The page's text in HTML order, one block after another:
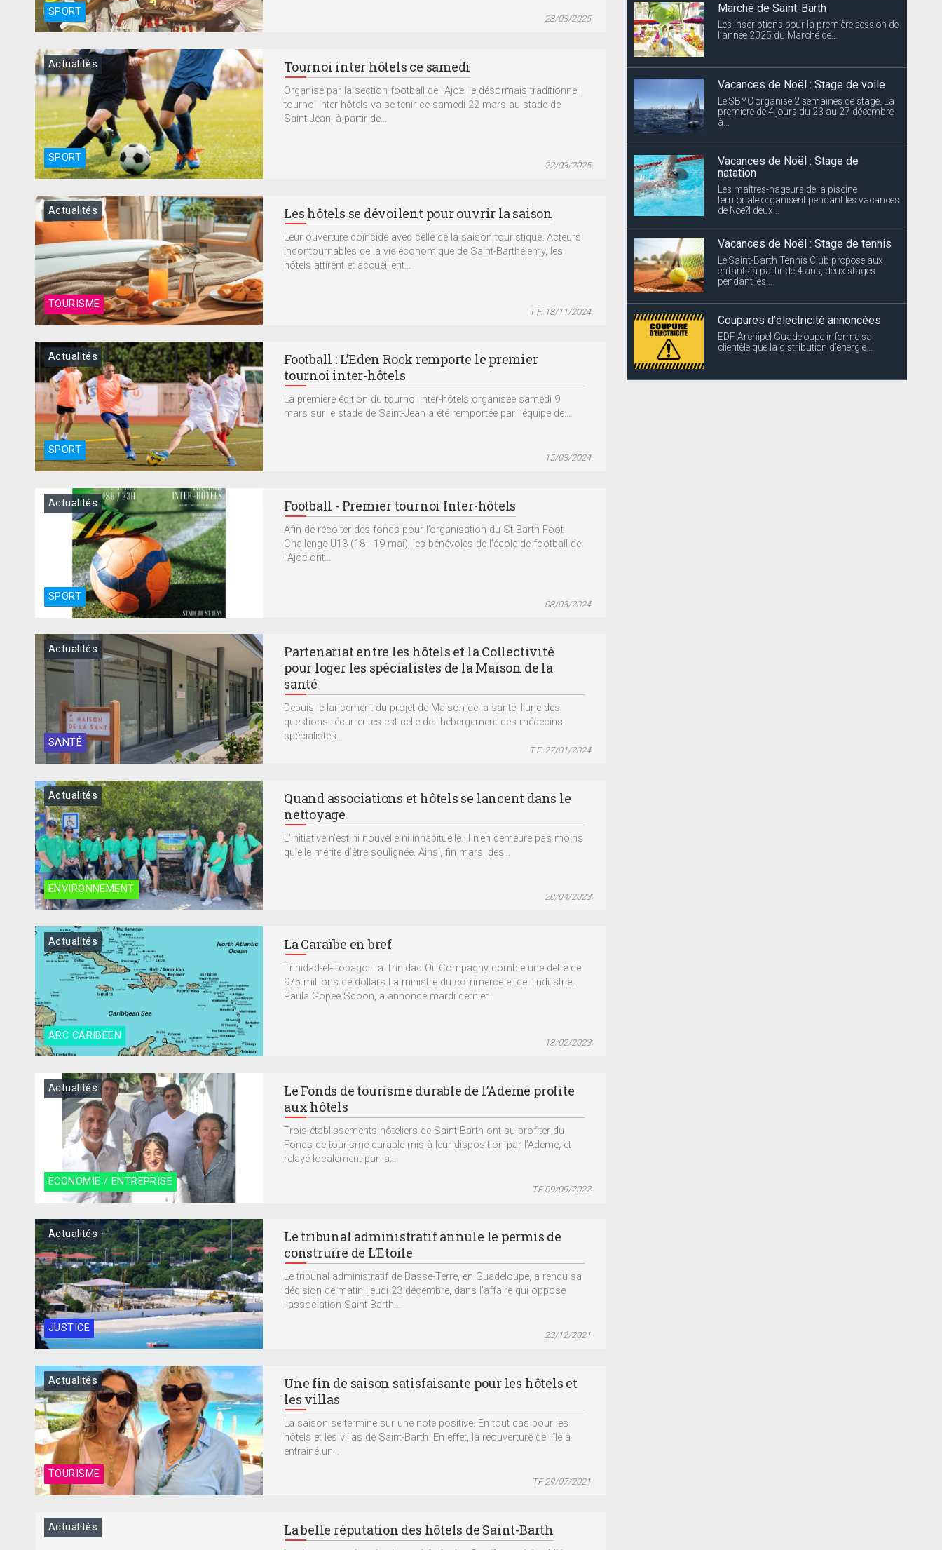
SPORT
28/03/2025
SPORT
Actualités Tournoi inter hôtels ce samedi
Organisé par la section football de l’Ajoe, le désormais traditionnel
tournoi inter hôtels va se tenir ce samedi 22 mars au stade de
Saint-Jean, à partir de...
22/03/2025
TOURISME
Actualités Les hôtels se dévoilent pour ouvrir la saison
Leur ouverture coïncide avec celle de la saison touristique. Acteurs
incontournables de la vie économique de Saint-Barthélemy, les
hôtels attirent et accueillent...
T.F. 18/11/2024
SPORT
Actualités
Football : L’Eden Rock remporte le premier
tournoi inter-hôtels
La première édition du tournoi inter-hôtels organisée samedi 9
mars sur le stade de Saint-Jean a été remportée par l’équipe de...
15/03/2024
SPORT
Actualités Football - Premier tournoi Inter-hôtels
Afin de récolter des fonds pour l’organisation du St Barth Foot
Challenge U13 (18 - 19 mai), les bénévoles de l’école de football de
l’Ajoe ont...
08/03/2024
SANTÉ
Actualités
Partenariat entre les hôtels et la Collectivité
pour loger les spécialistes de la Maison de la
santé
Depuis le lancement du projet de Maison de la santé, l’une des
questions récurrentes est celle de l’hébergement des médecins
spécialistes...
T.F. 27/01/2024
ENVIRONNEMENT
Actualités
Quand associations et hôtels se lancent dans le
nettoyage
L’initiative n’est ni nouvelle ni inhabituelle. Il n’en demeure pas moins
qu’elle mérite d’être soulignée. Ainsi, fin mars, des...
20/04/2023
ARC CARIBÉEN
Actualités La Caraïbe en bref
Trinidad-et-Tobago. La Trinidad Oil Compagny comble une dette de
975 millions de dollars La ministre du commerce et de l’industrie,
Paula Gopee Scoon, a annoncé mardi dernier...
18/02/2023
ECONOMIE / ENTREPRISE
Actualités
Le Fonds de tourisme durable de l’Ademe profite
aux hôtels
Trois établissements hôteliers de Saint-Barth ont su profiter du
Fonds de tourisme durable mis à leur disposition par l’Ademe, et
relayé localement par la...
TF 09/09/2022
JUSTICE
Actualités
Le tribunal administratif annule le permis de
construire de L’Etoile
Le tribunal administratif de Basse-Terre, en Guadeloupe, a rendu sa
décision ce matin, jeudi 23 décembre, dans l’affaire qui oppose
l’association Saint-Barth...
23/12/2021
TOURISME
Actualités
Une fin de saison satisfaisante pour les hôtels et
les villas
La saison se termine sur une note positive. En tout cas pour les
hôtels et les villas de Saint-Barth. En effet, la réouverture de l’île a
entraîné un...
TF 29/07/2021
Actualités La belle réputation des hôtels de Saint-Barth
Vacances de Noël : Stage de voile
Le SBYC organise 2 semaines de stage. La
premiere de 4 jours du 23 au 27 décembre
Vacances de Noël : Stage de
natation
Les maîtres-nageurs de la piscine
territoriale organisent pendant les vacances
Vacances de Noël : Stage de tennis
Le Saint-Barth Tennis Club propose aux
enfants à partir de 4 ans, deux stages
pendant les...
Coupures d’électricité annoncées
EDF Archipel Guadeloupe informe sa
clientèle que la distribution d’énergie...
La filière Végétaux Compost
exceptionnellement fermée
Suite à une panne, Ouanalao